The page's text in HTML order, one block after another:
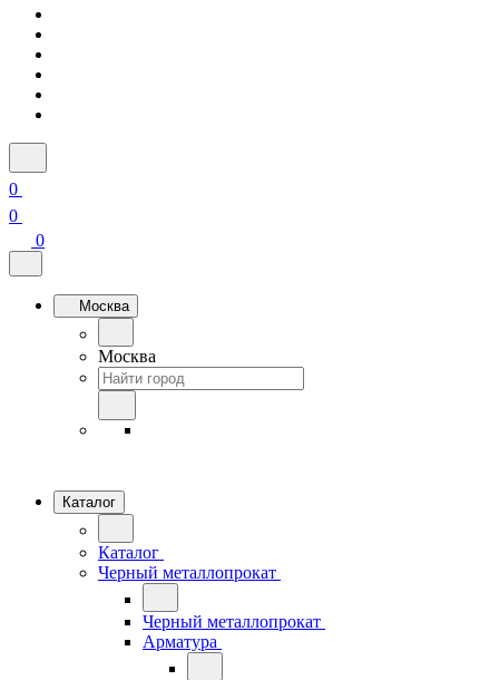
0
0
0
Москва
Москва
Каталог
Каталог
Черный металлопрокат
Черный металлопрокат
Арматура